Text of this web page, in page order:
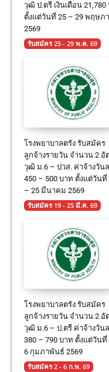
วุฒิ ป.ตรี เงินเดือน 21,780
ตั้งแต่วันที่ 25 – 29 พฤษภ
2569
รับสมัคร 25 - 29 พ.ค. 69
โรงพยาบาลตรัง รับสมัคร
ลูกจ้างรายวัน จำนวน 2 อั
วุฒิ ม.6 – ปวส. ค่าจ้างวัน
450 – 500 บาท ตั้งแต่วันที่
– 25 มีนาคม 2569
รับสมัคร 19 - 25 มี.ค. 69
โรงพยาบาลตรัง รับสมัคร
ลูกจ้างรายวัน จำนวน 2 อั
วุฒิ ม.6 – ป.ตรี ค่าจ้างวัน
380 – 790 บาท ตั้งแต่วันที่
6 กุมภาพันธ์ 2569
รับสมัคร 2 - 6 ก.พ. 69